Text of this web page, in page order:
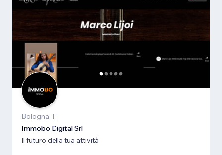
Bologna, IT
Immobo Digital Srl
Il futuro della tua attività